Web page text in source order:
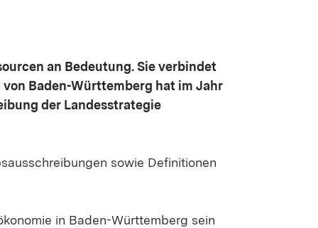
an Bedeutung. Sie verbindet
Baden-Württemberg hat im Jahr
der Landesstrategie
sowie Definitionen
in Baden-Württemberg sein